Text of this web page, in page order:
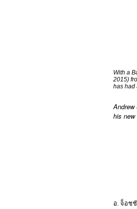
With a
2015)
has had
his
อ. จ็อช